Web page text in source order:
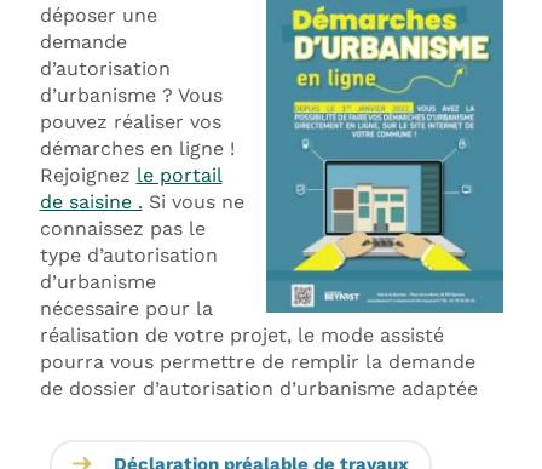
déposer une
demande
d’autorisation
d’urbanisme ? Vous
pouvez réaliser vos
démarches en ligne !
Rejoignez le portail
de saisine . Si vous ne
connaissez pas le
type d’autorisation
d’urbanisme
nécessaire pour la
réalisation de votre projet, le mode assisté
pourra vous permettre de remplir la demande
de dossier d’autorisation d’urbanisme adaptée
Déclaration préalable de travaux